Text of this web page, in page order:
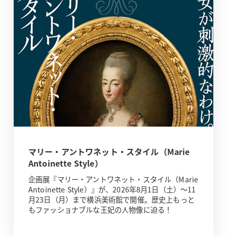
マリー・アントワネット・スタイル（Marie
Antoinette Style）
企画展『マリー・アントワネット・スタイル（Marie
Antoinette Style）』が、2026年8月1日（土）～11
月23日（月）まで横浜美術館で開催。歴史上もっと
もファッショナブルな王妃の人物像に迫る！